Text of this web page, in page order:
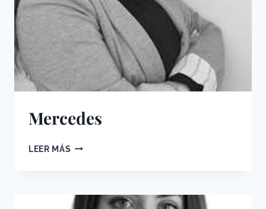
Mercedes
LEER MÁS MERCEDES